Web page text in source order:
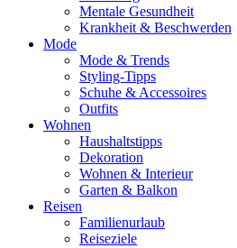
Mentale Gesundheit
Krankheit & Beschwerden
Mode
Mode & Trends
Styling-Tipps
Schuhe & Accessoires
Outfits
Wohnen
Haushaltstipps
Dekoration
Wohnen & Interieur
Garten & Balkon
Reisen
Familienurlaub
Reiseziele